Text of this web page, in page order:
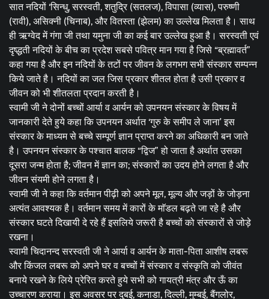
सात नदियों ‘सिन्धु, सरस्वती, शतुद्रि (सतलज), विपासा (व्यास), परुष्णी
(रावी), असिक्नी (चिनाब), और वितस्ता (झेलम) का उल्लेख मिलता है। साथ
ही ऋग्वेद में गंगा जी तथा यमुना जी का कई बार उल्लेख हुआ है। सरस्वती एवं
दृष्द्धती नदियों के बीच का प्रदेश सबसे पवित्र मान गया है जिसे “ब्रह्मावर्त”
कहा गया है और इन नदियों के तटों पर जीवन के लगभग सभी संस्कार सम्पन्न
किये जाते है। नदियों का जल जिस प्रकार शीतल होता है उसी प्रकार व
जीवन को भी शीतलता प्रदान करती है।
स्वामी जी ने दोनों बच्चों आर्या व आर्यन को उपनयन संस्कार के विषय में
जानकारी देते हुये कहा कि उपनयन अर्थात ‘गुरु के समीप ले जाना’ इस
संस्कार के माध्यम से बच्चे सम्पूर्ण ज्ञान प्राप्त करने का अधिकारी बन जाते
है। उपनयन संस्कार के पश्चात बालक “द्विज” हो जाता है अर्थात उसका
दूसरा जन्म होता है; जीवन में ज्ञान का; संस्कारों का उदय होने लगता है और
जीवन संयमी होने लगता है।
स्वामी जी ने कहा कि वर्तमान पीढ़ी को अपने मूल, मूल्य और जड़ों के जोड़ना
अत्यंत आवश्यक है। वर्तमान समय में कारों के माॅडल बढ़ते जा रहे है और
संस्कार घटते दिखायी दे रहे हैं इसलिये जरूरी है बच्चों को संस्कारों से जोड़े
रखना।
स्वामी चिदानन्द सरस्वती जी ने आर्या व आर्यन के माता-पिता आशीष लबरू
और किंजल लबरू को अपने घर व बच्चों में संस्कार व संस्कृति को जीवंत
बनाये रखने के लिये प्रेरित करते हुये सभी को गायत्री मंत्र और ऊँ का
उच्चारण कराया। इस अवसर पर दुबई, कनाडा, दिल्ली, मुम्बई, बैंगलोर,